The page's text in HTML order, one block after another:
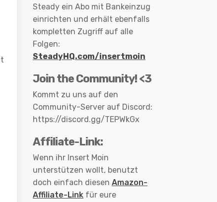
Steady ein Abo mit Bankeinzug
einrichten und erhält ebenfalls
kompletten Zugriff auf alle
Folgen:
SteadyHQ.com/insertmoin
Join the Community! <3
Kommt zu uns auf den
Community-Server auf Discord:
https://discord.gg/TEPWkGx
Affiliate-Link:
Wenn ihr Insert Moin
unterstützen wollt, benutzt
doch einfach diesen Amazon-
Affiliate-Link für eure